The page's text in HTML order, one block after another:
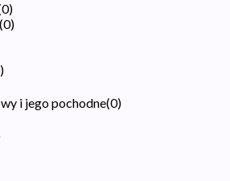
0)
(0)
)
i jego pochodne(0)